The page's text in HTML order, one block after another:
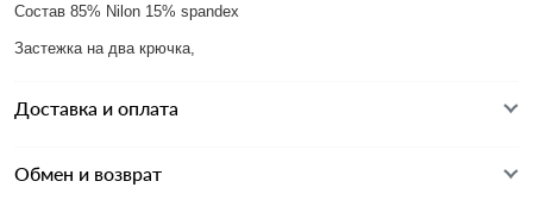
Состав 85% Nilon 15% spandex
Застежка на два крючка,
Доставка и оплата
Обмен и возврат